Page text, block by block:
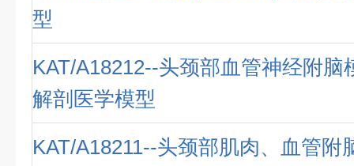
型
KAT/A18212--头颈部血管神经附脑
解剖医学模型
KAT/A18211--头颈部肌肉、血管附